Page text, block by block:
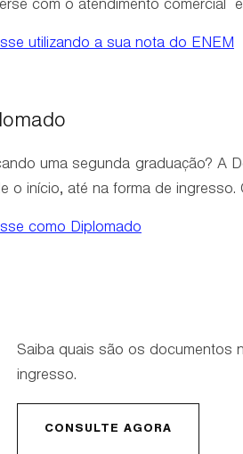
com o atendimento comercial
utilizando a sua nota do ENEM
uma segunda graduação? A
o início, até na forma de ingresso.
como Diplomado
Saiba quais são os documentos
ingresso.
CONSULTE AGORA